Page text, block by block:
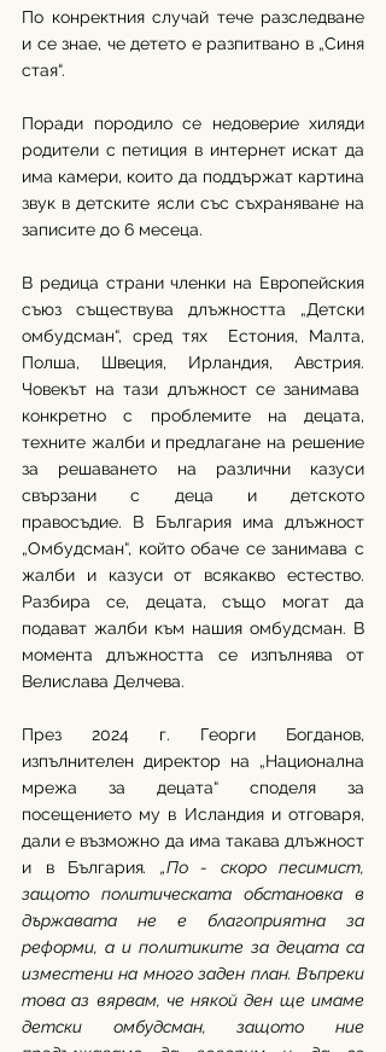
По конректния случай тече разследване
и се знае, че детето е разпитвано в „Синя
стая“.
Поради породило се недоверие хиляди
родители с петиция в интернет искат да
има камери, които да поддържат картина
звук в детските ясли със съхраняване на
записите до 6 месеца.
В редица страни членки на Европейския
съюз съществува длъжността „Детски
омбудсман“, сред тях  Естония, Малта,
Полша, Швеция, Ирландия, Австрия.
Човекът на тази длъжност се занимава
конкретно с проблемите на децата,
техните жалби и предлагане на решение
за решаването на различни казуси
свързани с деца и детското
правосъдие. В България има длъжност
„Омбудсман“, който обаче се занимава с
жалби и казуси от всякакво естество.
Разбира се, децата, също могат да
подават жалби към нашия омбудсман. В
момента длъжността се изпълнява от
Велислава Делчева.
През 2024 г. Георги Богданов,
изпълнителен директор на „Национална
мрежа за децата“ споделя за
посещението му в Исландия и отговаря,
дали е възможно да има такава длъжност
и в България. „По - скоро песимист,
защото политическата обстановка в
държавата не е благоприятна за
реформи, а и политиките за децата са
изместени на много заден план. Въпреки
това аз вярвам, че някой ден ще имаме
детски омбудсман, защото ние